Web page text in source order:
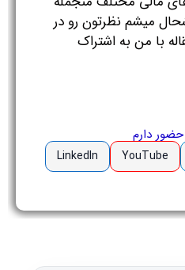
میشم نظرتون رو در
با من به اشتراک
دارم
YouTube
LinkedIn